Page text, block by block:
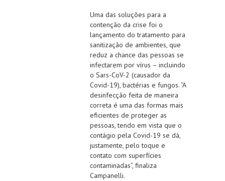
Uma das soluções para a
contenção da crise foi o
lançamento do tratamento para
sanitização de ambientes, que
reduz a chance das pessoas se
infectarem por vírus – incluindo
o Sars-CoV-2 (causador da
Covid-19), bactérias e fungos. “A
desinfecção feita de maneira
correta é uma das formas mais
eficientes de proteger as
pessoas, tendo em vista que o
contágio pela Covid-19 se dá,
justamente, pelo toque e
contato com superfícies
contaminadas”, finaliza
Campanelli.